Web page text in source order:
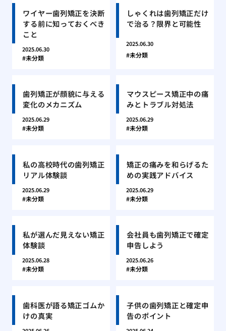
ワイヤー歯列矯正を決断
する前に知っておくべき
こと
2025.06.30
未分類
しゃくれは歯列矯正だけ
で治る？限界と可能性
2025.06.30
未分類
歯列矯正が顔貌に与える
変化のメカニズム
2025.06.29
未分類
マウスピース矯正中の痛
みとトラブル対処法
2025.06.29
未分類
私の高校時代の歯列矯正
リアル体験談
2025.06.29
未分類
矯正の痛みを和らげるた
めの実践アドバイス
2025.06.29
未分類
私が選んだ見えない矯正
体験談
2025.06.28
未分類
会社員も歯列矯正で確定
申告しよう
2025.06.26
未分類
歯科医が語る矯正ゴムか
けの真実
子供の歯列矯正と確定申
告のポイント